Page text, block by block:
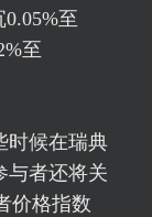
至
至
时候在瑞典
与者还将关
价格指数